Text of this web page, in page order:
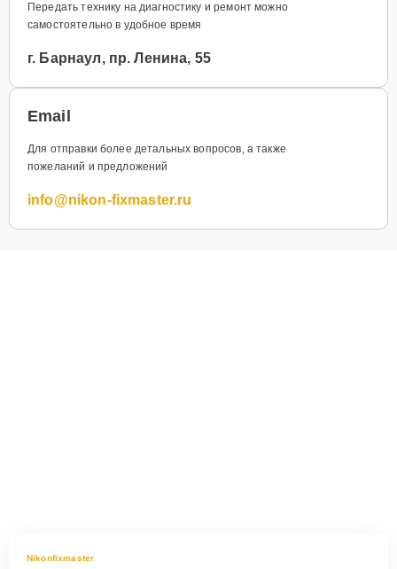
Передать технику на диагностику и ремонт можно
самостоятельно в удобное время
г. Барнаул, пр. Ленина, 55
Email
Для отправки более детальных вопросов, а также
пожеланий и предложений
info@nikon-fixmaster.ru
Nikonfixmaster